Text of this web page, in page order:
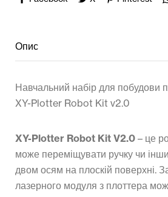
Опис
Навчальний набір для побудови
XY-Plotter Robot Kit v2.0
XY-Plotter Robot Kit V2.0 – це
може переміщувати ручку чи
двом осям на плоскій поверхні.
лазерного модуля з плоттера